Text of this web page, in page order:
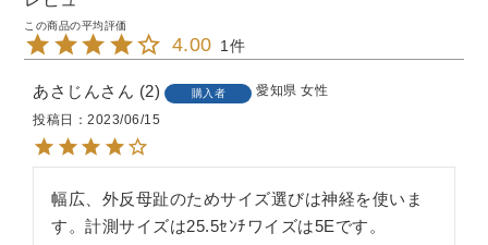
4.00 1
あさじん 2 購入者 愛知県 女性
投稿日
2023/06/15
幅広、外反母趾のためサイズ選びは神経を使いま
す。計測サイズは25.5ｾﾝﾁワイズは5Eです。